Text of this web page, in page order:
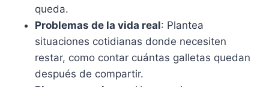
queda.
Problemas de la vida real: Plantea
situaciones cotidianas donde necesiten
restar, como contar cuántas galletas quedan
después de compartir.